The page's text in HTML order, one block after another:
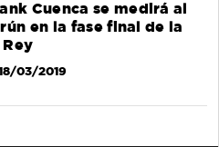
Cuenca se medirá al
en la fase final de la
03/2019